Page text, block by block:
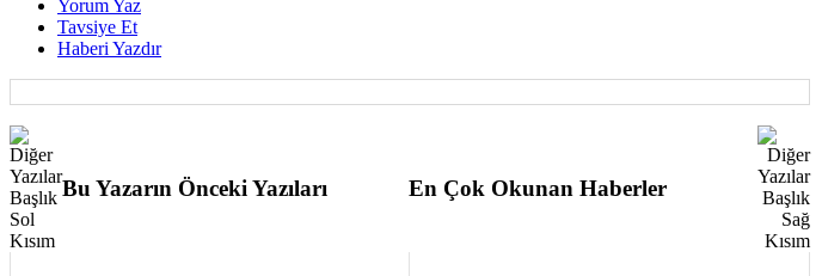
Yorum Yaz
Tavsiye Et
Haberi Yazdır
Bu Yazarın Önceki Yazıları En Çok Okunan Haberler